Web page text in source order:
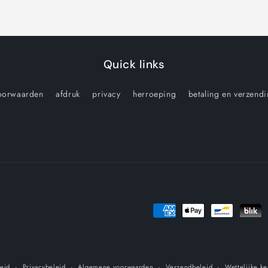
Quick links
afdruk privacy herroeping betaling en
Betaalmethoden